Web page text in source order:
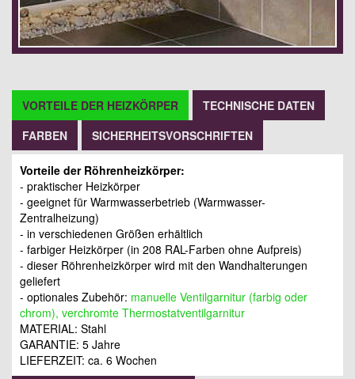
VORTEILE DER HEIZKÖRPER
TECHNISCHE DATEN
FARBEN
SICHERHEITSVORSCHRIFTEN
Vorteile der Röhrenheizkörper:
- praktischer Heizkörper
- geeignet für Warmwasserbetrieb (Warmwasser-
Zentralheizung)
- in verschiedenen Größen erhältlich
- farbiger Heizkörper (in 208 RAL-Farben ohne Aufpreis)
- dieser Röhrenheizkörper wird mit den Wandhalterungen
geliefert
- optionales Zubehör: manuelle Ventilgarnitur (farbig oder
chrom), verchromte Thermostatventilgarnitur
MATERIAL: Stahl
GARANTIE: 5 Jahre
LIEFERZEIT: ca. 6 Wochen